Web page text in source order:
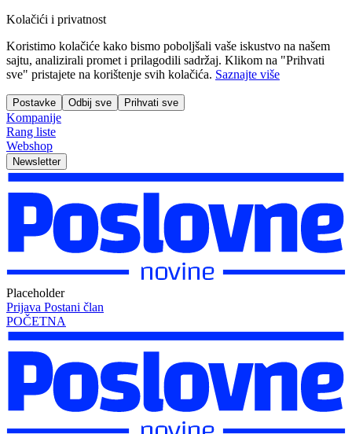
Kolačići i privatnost
Koristimo kolačiće kako bismo poboljšali vaše iskustvo na našem
sajtu, analizirali promet i prilagodili sadržaj. Klikom na "Prihvati
sve" pristajete na korištenje svih kolačića. Saznajte više
Postavke Odbij sve Prihvati sve
Kompanije
Rang liste
Webshop
Newsletter
Placeholder
Prijava Postani član
POČETNA